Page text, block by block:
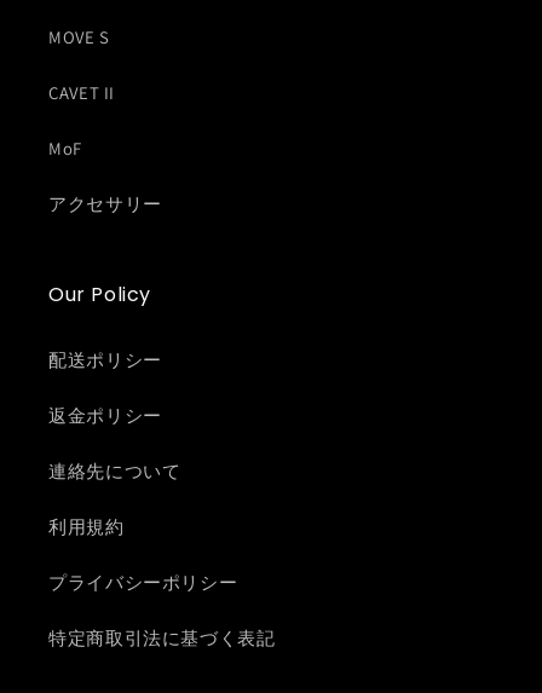
MOVE S
CAVET II
MoF
アクセサリー
Our Policy
配送ポリシー
返金ポリシー
連絡先について
利用規約
プライバシーポリシー
特定商取引法に基づく表記